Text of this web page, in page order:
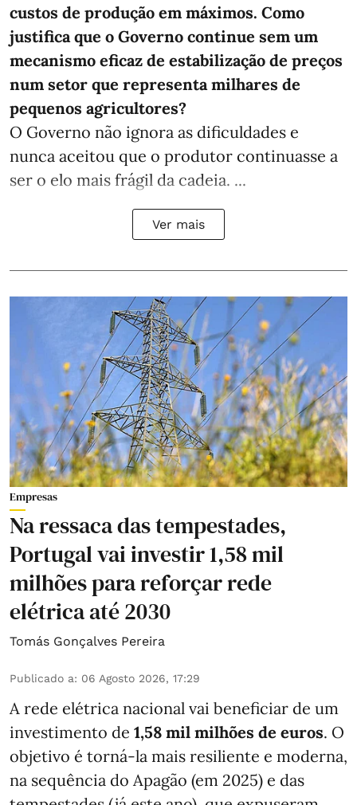
custos de produção em máximos. Como
justifica que o Governo continue sem um
mecanismo eficaz de estabilização de preços
num setor que representa milhares de
pequenos agricultores?
O Governo não ignora as dificuldades e
nunca aceitou que o produtor continuasse a
ser o elo mais frágil da cadeia. ...
Ver mais
Empresas
Na ressaca das tempestades,
Portugal vai investir 1,58 mil
milhões para reforçar rede
elétrica até 2030
Tomás Gonçalves Pereira
Publicado a: 06 Agosto 2026, 17:29
A rede elétrica nacional vai beneficiar de um
investimento de 1,58 mil milhões de euros. O
objetivo é torná-la mais resiliente e moderna,
na sequência do Apagão (em 2025) e das